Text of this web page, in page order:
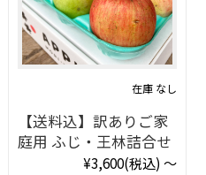
在庫 なし
【送料込】訳ありご家
庭用 ふじ・王林詰合せ
¥3,600(税込) ～